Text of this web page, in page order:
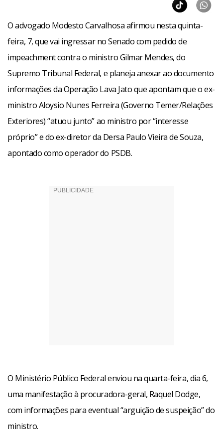
O advogado Modesto Carvalhosa afirmou nesta quinta-
feira, 7, que vai ingressar no Senado com pedido de
impeachment contra o ministro Gilmar Mendes, do
Supremo Tribunal Federal, e planeja anexar ao documento
informações da Operação Lava Jato que apontam que o ex-
ministro Aloysio Nunes Ferreira (Governo Temer/Relações
Exteriores) “atuou junto” ao ministro por “interesse
próprio” e do ex-diretor da Dersa Paulo Vieira de Souza,
apontado como operador do PSDB.
O Ministério Público Federal enviou na quarta-feira, dia 6,
uma manifestação à procuradora-geral, Raquel Dodge,
com informações para eventual “arguição de suspeição” do
ministro.